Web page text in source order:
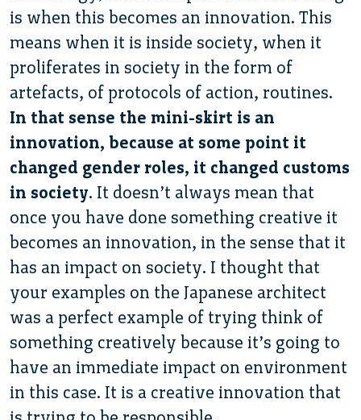
is when this becomes an innovation. This
means when it is inside society, when it
proliferates in society in the form of
artefacts, of protocols of action, routines.
In that sense the mini-skirt is an
innovation, because at some point it
changed gender roles, it changed customs
in society. It doesn’t always mean that
once you have done something creative it
becomes an innovation, in the sense that it
has an impact on society. I thought that
your examples on the Japanese architect
was a perfect example of trying think of
something creatively because it’s going to
have an immediate impact on environment
in this case. It is a creative innovation that